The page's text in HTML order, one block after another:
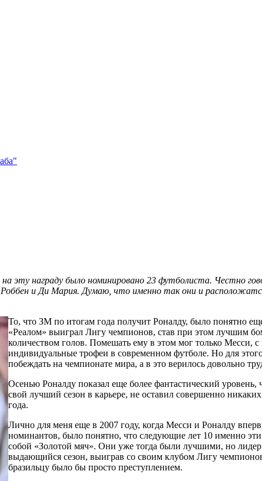
эту награду было номинировано 23 футболиста. Честно
и Ди Мария. Думаю, что именно так они и
То, что ЗМ по итогам года получит Роналду, было понятно
«Реалом» выиграл Лигу чемпионов, став при этом лучшим
количеством голов. Помешать ему в этом мог только Месси,
индивидуальные трофеи в современном футболе. Но для
побеждать на чемпионате мира, а в это верилось довольно
Осенью Роналду показал еще более фантастический
свой лучший сезон в карьере, не оставил совершенно
года.
Лично для меня еще в 2007 году, когда Месси и Роналду
номинантов, было понятно, что следующие лет 10 именно
собой «Золотой мяч». Они уже тогда были лучшими, но
выдающийся сезон, выиграв со своим клубом Лигу
бразильцу было бы просто преступлением.